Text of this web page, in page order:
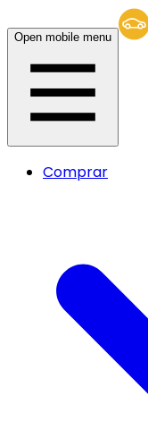
Open mobile menu
Comprar